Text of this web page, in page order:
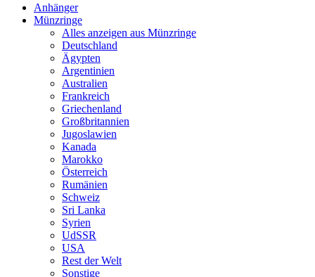
Anhänger
Münzringe
Alles anzeigen aus Münzringe
Deutschland
Ägypten
Argentinien
Australien
Frankreich
Griechenland
Großbritannien
Jugoslawien
Kanada
Marokko
Österreich
Rumänien
Schweiz
Sri Lanka
Syrien
UdSSR
USA
Rest der Welt
Sonstige